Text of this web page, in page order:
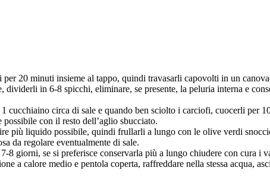
20 minuti insieme al tappo, quindi travasarli capovolti in un
in 6-8 spicchi, eliminare, se presente, la peluria interna e
cucchiaino circa di sale e quando ben sciolto i carciofi, cuocerli per
con il resto dell’aglio sbucciato.
più liquido possibile, quindi frullarli a lungo con le olive verdi
da regolare eventualmente di sale.
giorni, se si preferisce conservarla più a lungo chiudere con cura i
a calore medio e pentola coperta, raffreddare nella stessa acqua,